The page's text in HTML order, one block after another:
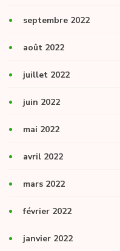
septembre 2022
août 2022
juillet 2022
juin 2022
mai 2022
avril 2022
mars 2022
février 2022
janvier 2022